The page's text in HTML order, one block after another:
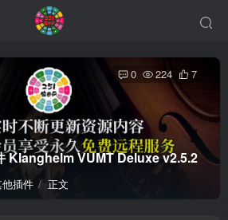
Klanghelm VUMT Deluxe v2.5.2
插件 正文
0 224 7